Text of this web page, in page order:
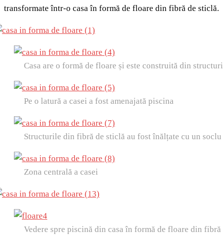
transformate într-o casa în formă de floare din fibră de sticlă.
Casa are o formă de floare și este construită din
Pe o latură a casei a fost amenajată piscina
Structurile din fibră de sticlă au fost înălțate cu un soclu
Zona centrală a casei
Vedere spre piscină din casa în formă de floare din